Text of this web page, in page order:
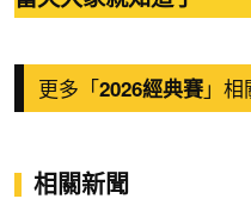
更多「2026經典賽」相
相關新聞